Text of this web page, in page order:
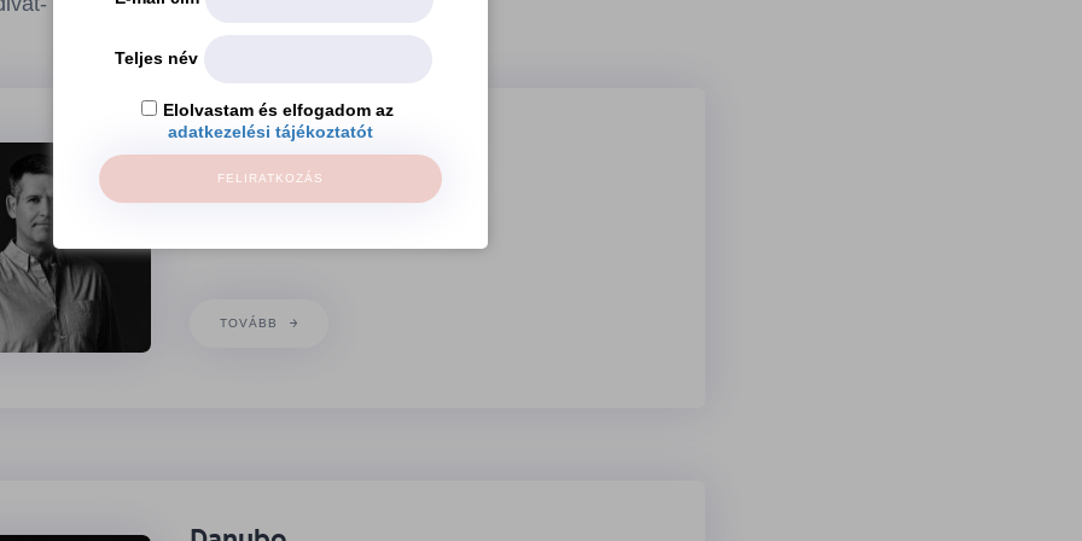
BEWEQ
TOVÁBB
Teljes név
Elolvastam és elfogadom az
adatkezelési tájékoztatót
FELIRATKOZÁS